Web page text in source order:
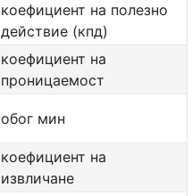
коефициент на полезно
действие (кпд)
коефициент на
проницаемост
обог мин
коефициент на
извличане